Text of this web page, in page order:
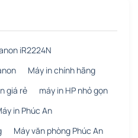
iR2224N
Máy in chính hãng
giá rẻ
máy in HP nhỏ gọn
in Phúc An
Máy văn phòng Phúc An